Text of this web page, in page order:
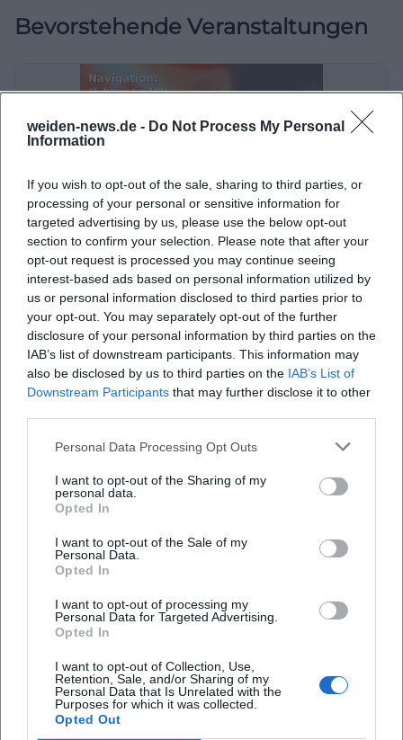
weiden-news.de - Do Not Process My Personal
Information
If you wish to opt-out of the sale, sharing to third parties, or
processing of your personal or sensitive information for
targeted advertising by us, please use the below opt-out
section to confirm your selection. Please note that after your
opt-out request is processed you may continue seeing
interest-based ads based on personal information utilized by
us or personal information disclosed to third parties prior to
your opt-out. You may separately opt-out of the further
disclosure of your personal information by third parties on the
IAB’s list of downstream participants. This information may
also be disclosed by us to third parties on the IAB’s List of
Downstream Participants that may further disclose it to other
Personal Data Processing Opt Outs
I want to opt-out of the Sharing of my
personal data.
Opted In
I want to opt-out of the Sale of my
Personal Data.
Opted In
I want to opt-out of processing my
Personal Data for Targeted Advertising.
Opted In
I want to opt-out of Collection, Use,
Retention, Sale, and/or Sharing of my
Personal Data that Is Unrelated with the
Purposes for which it was collected.
Opted Out
Atmosphäre und echtem städtischen Bezug sucht,
zeitgemäße Angebote bewusst zusammengeführt
werden. ([maria-seltmann-haus.de]
(https://www.maria-seltmann-
haus.de/fileadmin/user_upload/I_Maria-Seltmann-
Aktuelle Kurse und Veranstaltungen im Maria-
Seltmann-Haus
Die inhaltliche Stärke des Maria-Seltmann-Hauses
liegt klar in der Vielfalt seines Programms. Das
offizielle Programmheft 2026 zeigt eine breite
Themenlandschaft, die von Sonderveranstaltungen
über Generationen im Dialog, Mobilität und
Lebenspraxis bis zu Kreativität, Musik, Bewegung,
Entspannung, Tanz, Sprachen, Gehirnjogging,
Lebensqualität, Begegnung, Vorträge, Erzählcafé,
Konzerte, Filmnachmittag, Unterhaltung,
Besichtigungen, Wanderungen, Radtouren und
Haus für viele Menschen interessant: Es ist nicht
nur ein Ort zum Mitmachen, sondern auch ein Ort,
an dem Neugier, Austausch und Alltagstauglichkeit
zusammenkommen. Die Website verweist dabei
Dozenten und Aktuelles und bezeichnet die
Homepage selbst als immer topaktuell. Wer sich
orientieren möchte, findet also nicht nur einen
Bevorstehende Veranstaltungen
Navigation:
25. Nov 2026
Sonstige Veranstaltungen